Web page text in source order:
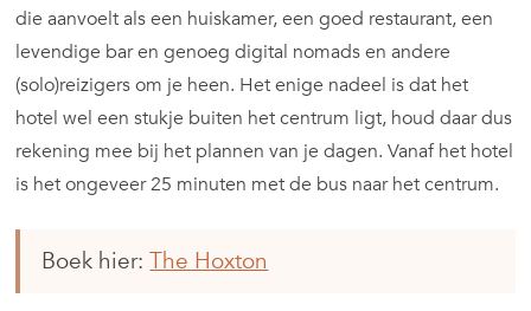
die aanvoelt als een huiskamer, een goed restaurant, een
levendige bar en genoeg digital nomads en andere
(solo)reizigers om je heen. Het enige nadeel is dat het
hotel wel een stukje buiten het centrum ligt, houd daar dus
rekening mee bij het plannen van je dagen. Vanaf het hotel
is het ongeveer 25 minuten met de bus naar het centrum.
Boek hier:The Hoxton